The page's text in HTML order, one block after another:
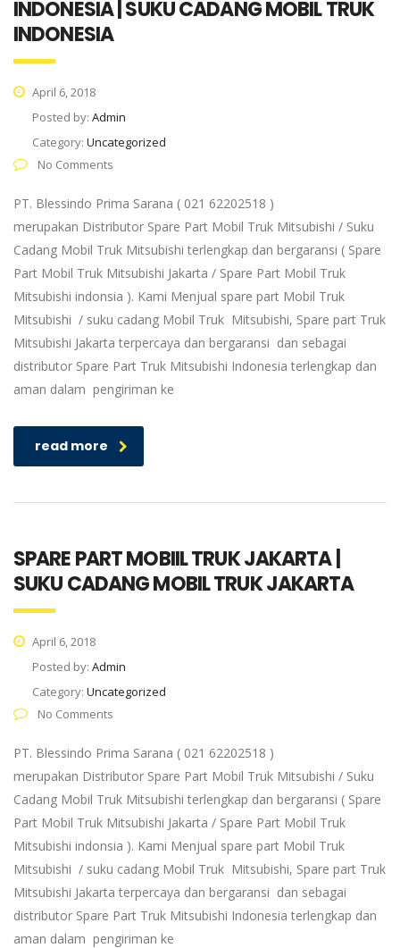
INDONESIA | SUKU CADANG MOBIL TRUK
INDONESIA
April 6, 2018
Posted by: Admin
Category: Uncategorized
No Comments
PT. Blessindo Prima Sarana ( 021 62202518 )
merupakan Distributor Spare Part Mobil Truk Mitsubishi / Suku
Cadang Mobil Truk Mitsubishi terlengkap dan bergaransi ( Spare
Part Mobil Truk Mitsubishi Jakarta / Spare Part Mobil Truk
Mitsubishi indonsia ). Kami Menjual spare part Mobil Truk
Mitsubishi / suku cadang Mobil Truk Mitsubishi, Spare part Truk
Mitsubishi Jakarta terpercaya dan bergaransi dan sebagai
distributor Spare Part Truk Mitsubishi Indonesia terlengkap dan
aman dalam pengiriman ke
read more
SPARE PART MOBIIL TRUK JAKARTA |
SUKU CADANG MOBIL TRUK JAKARTA
April 6, 2018
Posted by: Admin
Category: Uncategorized
No Comments
PT. Blessindo Prima Sarana ( 021 62202518 )
merupakan Distributor Spare Part Mobil Truk Mitsubishi / Suku
Cadang Mobil Truk Mitsubishi terlengkap dan bergaransi ( Spare
Part Mobil Truk Mitsubishi Jakarta / Spare Part Mobil Truk
Mitsubishi indonsia ). Kami Menjual spare part Mobil Truk
Mitsubishi / suku cadang Mobil Truk Mitsubishi, Spare part Truk
Mitsubishi Jakarta terpercaya dan bergaransi dan sebagai
distributor Spare Part Truk Mitsubishi Indonesia terlengkap dan
aman dalam pengiriman ke